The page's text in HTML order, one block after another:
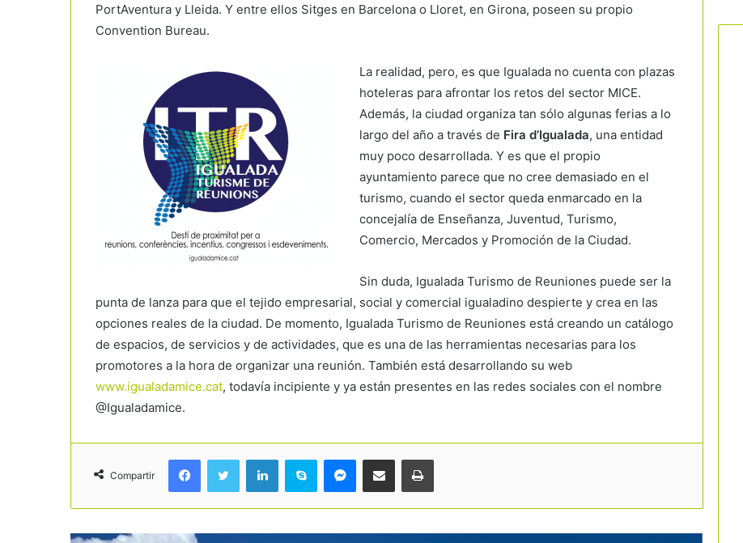
PortAventura y Lleida. Y entre ellos Sitges en Barcelona o Lloret, en Girona, poseen su propio
Convention Bureau.
La realidad, pero, es que Igualada no cuenta con plazas
hoteleras para afrontar los retos del sector MICE.
Además, la ciudad organiza tan sólo algunas ferias a lo
largo del año a través de Fira d’Igualada, una entidad
muy poco desarrollada. Y es que el propio
ayuntamiento parece que no cree demasiado en el
turismo, cuando el sector queda enmarcado en la
concejalía de Enseñanza, Juventud, Turismo,
Comercio, Mercados y Promoción de la Ciudad.
Sin duda, Igualada Turismo de Reuniones puede ser la
punta de lanza para que el tejido empresarial, social y comercial igualadino despierte y crea en las
opciones reales de la ciudad. De momento, Igualada Turismo de Reuniones está creando un catálogo
de espacios, de servicios y de actividades, que es una de las herramientas necesarias para los
promotores a la hora de organizar una reunión. También está desarrollando su web
www.igualadamice.cat, todavía incipiente y ya están presentes en las redes sociales con el nombre
@Igualadamice.
Compartir
Málaga frena su crecimiento turístico y
congela nuevos hoteles en suelo
residencial
hoteles y restaurantes destinan más